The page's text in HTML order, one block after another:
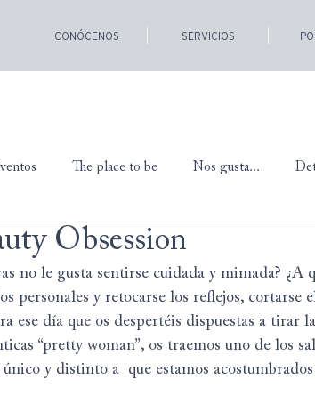
CONÓCENOS SERVICIOS
The place to be Nos gusta...
Obsession
no le gusta sentirse cuidada y mimada?
personales y retocarse los reflejos, cortarse
ese día que os despertéis dispuestas a tirar
“pretty woman”, os traemos uno de los
y distinto a  que estamos acostumbrados